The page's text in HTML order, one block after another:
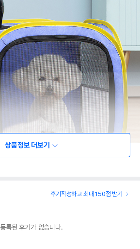
상품정보 더보기
후기작성하고 최대 150점 받기
등록된 후기가 없습니다.